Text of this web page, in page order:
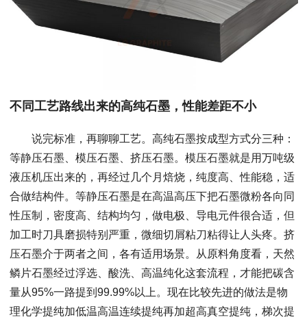
不同工艺路线出来的高纯石墨，性能差距不小
说完标准，再聊聊工艺。高纯石墨按成型方式分三种：
等静压石墨、模压石墨、挤压石墨。模压石墨就是用万吨级
液压机压出来的，再经过几个月焙烧，纯度高、性能稳，适
合做结构件。等静压石墨是在高温高压下把石墨微粉各向同
性压制，密度高、结构均匀，做电极、导电元件很合适，但
加工时刀具磨损特别严重，微细切屑粘刀粘得让人头疼。挤
压石墨介于两者之间，各有适用场景。从原料角度看，天然
鳞片石墨经过浮选、酸洗、高温纯化这套流程，才能把碳含
量从95%一路提到99.99%以上。现在比较先进的做法是物
理化学提纯加低温高温连续提纯再加超高真空提纯，梯次提